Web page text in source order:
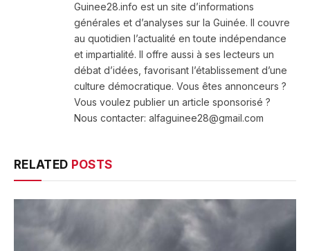
Guinee28.info est un site d’informations
générales et d’analyses sur la Guinée. Il couvre
au quotidien l’actualité en toute indépendance
et impartialité. Il offre aussi à ses lecteurs un
débat d’idées, favorisant l’établissement d’une
culture démocratique. Vous êtes annonceurs ?
Vous voulez publier un article sponsorisé ?
Nous contacter: alfaguinee28@gmail.com
RELATED POSTS